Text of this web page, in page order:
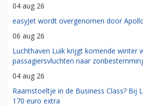
04 aug 26
easyJet wordt overgenomen door
06 aug 26
Luchthaven Luik krijgt komende winter
passagiersvluchten naar
04 aug 26
Raamstoeltje in de Business Class? Bij
170 euro extra